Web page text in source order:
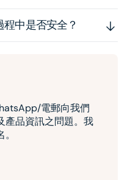
中是否安全？
電郵向我們
產品資訊之問題。我